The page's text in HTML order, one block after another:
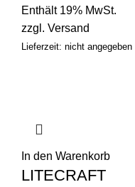
Enthält 19% MwSt.
zzgl. Versand
Lieferzeit: nicht angegeben
In den Warenkorb
LITECRAFT